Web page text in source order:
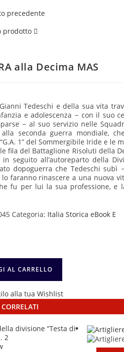
precedente
prodotto
alla Decima MAS
Tedeschi e della sua vita
e adolescenza − con il suo
− al suo servizio nelle
alla seconda guerra mondiale,
1” del Sommergibile Iride e
fila del Battaglione Risoluti della
in seguito all’autoreparto della
dopoguerra che Tedeschi
lo faranno rinascere a una nuova
fu per lui la sua professione, e
Categoria: Italia Storica eBook E
AL CARRELLO
alla tua Wishlist